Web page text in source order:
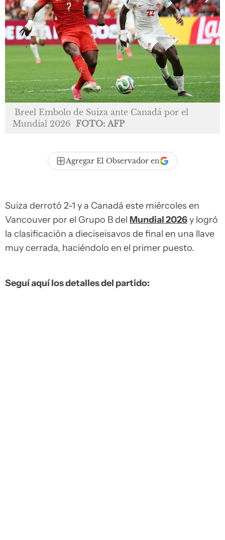
Breel Embolo de Suiza ante Canadá por el
Mundial 2026 FOTO: AFP
Agregar El Observador en
Suiza derrotó 2-1 y a Canadá este miércoles en
Vancouver por el Grupo B del Mundial 2026y logró
la clasificación a dieciseisavos de final en una llave
muy cerrada, haciéndolo en el primer puesto.
Seguí aquí los detalles del partido: